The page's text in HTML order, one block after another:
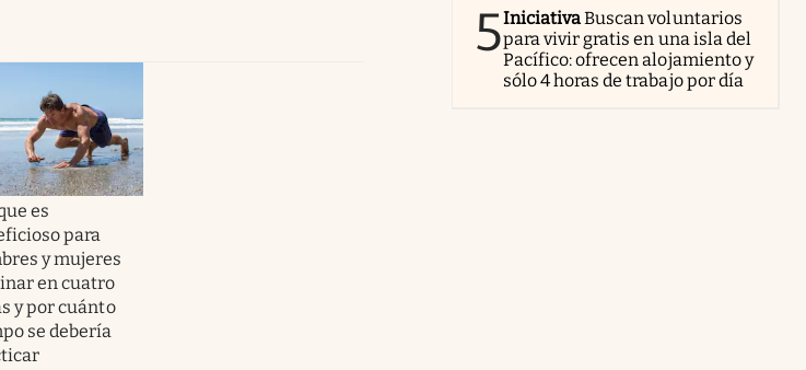
es
para
y mujeres
en cuatro
y por cuánto
se debería
5IniciativaBuscan voluntarios
para vivir gratis en una isla del
Pacífico: ofrecen alojamiento y
sólo 4 horas de trabajo por día